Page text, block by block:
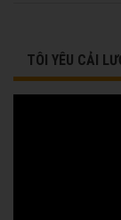
TÔI YÊU CẢI